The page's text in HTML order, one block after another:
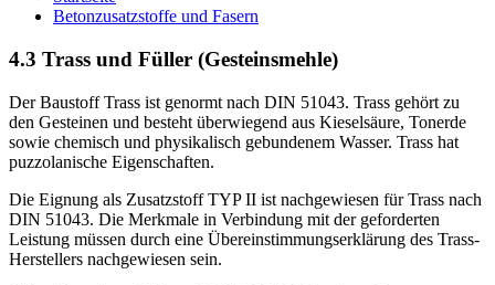
Betonzusatzstoffe und Fasern
4.3 Trass und Füller (Gesteinsmehle)
Der Baustoff Trass ist genormt nach DIN 51043. Trass gehört zu
den Gesteinen und besteht überwiegend aus Kieselsäure, Tonerde
sowie chemisch und physikalisch gebundenem Wasser. Trass hat
puzzolanische Eigenschaften.
Die Eignung als Zusatzstoff TYP II ist nachgewiesen für Trass nach
DIN 51043. Die Merkmale in Verbindung mit der geforderten
Leistung müssen durch eine Übereinstimmungserklärung des Trass-
Herstellers nachgewiesen sein.